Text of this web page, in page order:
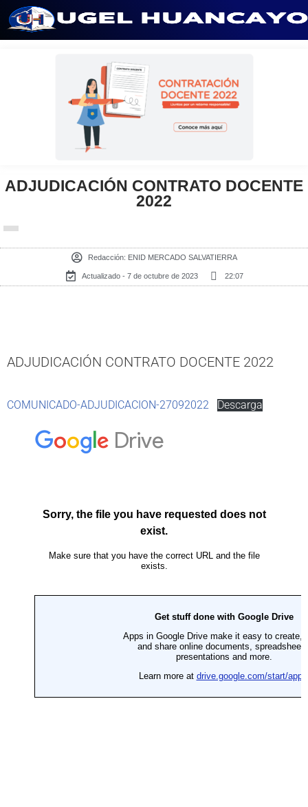
ADJUDICACIÓN CONTRATO DOCENTE
2022
Redacción: ENID MERCADO SALVATIERRA
Actualizado - 7 de octubre de 2023 22:07
ADJUDICACIÓN CONTRATO DOCENTE 2022
COMUNICADO-ADJUDICACION-27092022 Descarga